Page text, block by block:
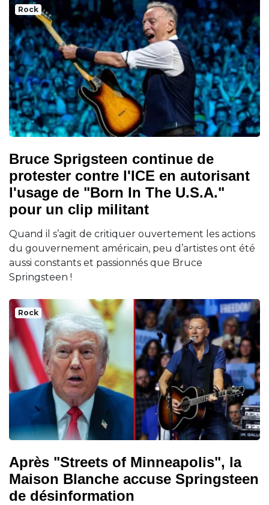
Rock
Bruce Sprigsteen continue de
protester contre l'ICE en autorisant
l'usage de "Born In The U.S.A."
pour un clip militant
Quand il s’agit de critiquer ouvertement les actions
du gouvernement américain, peu d’artistes ont été
aussi constants et passionnés que Bruce
Springsteen !
Rock
Après "Streets of Minneapolis", la
Maison Blanche accuse Springsteen
de désinformation